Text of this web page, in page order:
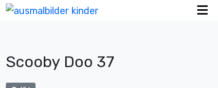
Scooby Doo 37